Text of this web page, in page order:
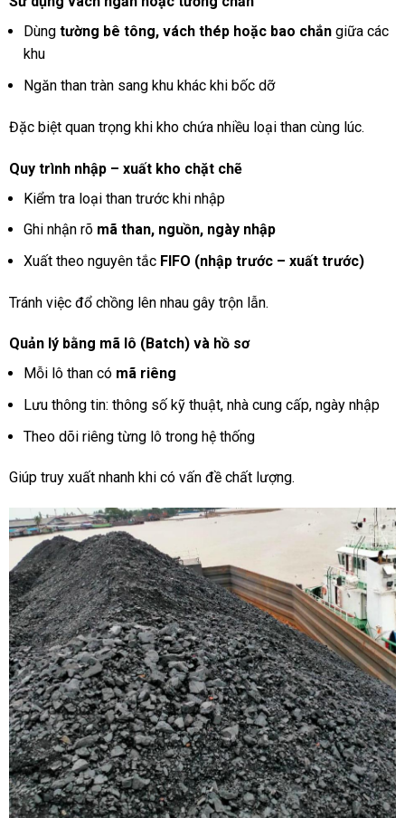
Dùng tường bê tông, vách thép hoặc bao chắngiữa các
khu
Ngăn than tràn sang khu khác khi bốc dỡ
Đặc biệt quan trọng khi kho chứa nhiều loại than cùng lúc.
Quy trình nhập – xuất kho chặt chẽ
Kiểm tra loại than trước khi nhập
Ghi nhận rõ mã than, nguồn, ngày nhập
Xuất theo nguyên tắc FIFO (nhập trước – xuất trước)
Tránh việc đổ chồng lên nhau gây trộn lẫn.
Quản lý bằng mã lô (Batch) và hồ sơ
Mỗi lô than có mã riêng
Lưu thông tin: thông số kỹ thuật, nhà cung cấp, ngày nhập
Theo dõi riêng từng lô trong hệ thống
Giúp truy xuất nhanh khi có vấn đề chất lượng.